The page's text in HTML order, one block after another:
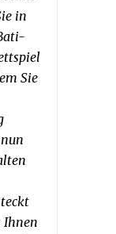
in
Sie
Ihnen